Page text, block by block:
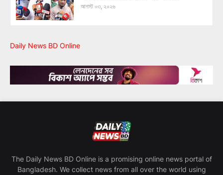
আগস্ট ০৩, ২০২৬
Daily News BD Online
The Daily News BD Online is a promising online news portal of
Bangladesh. We collect news from all over the world using